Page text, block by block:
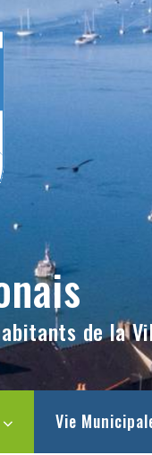
de la
Vie